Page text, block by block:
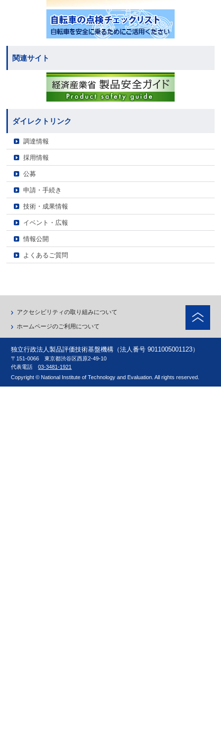
関連サイト
ダイレクトリンク
調達情報
採用情報
公募
申請・手続き
技術・成果情報
イベント・広報
情報公開
よくあるご質問
アクセシビリティの取り組みについて
ホームページのご利用について
独立行政法人製品評価技術基盤機構（法人番号 9011005001123）
〒151-0066 東京都渋谷区西原2-49-10
代表電話03-3481-1921
Copyright © National Institute of Technology and Evaluation. All rights reserved.